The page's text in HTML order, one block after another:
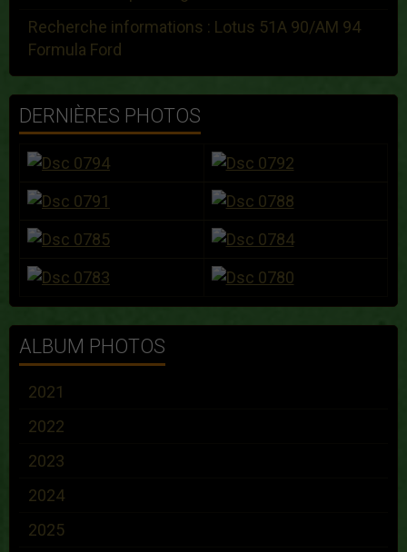
Recherche informations : Lotus 51A 90/AM 94
Formula Ford
DERNIÈRES PHOTOS
ALBUM PHOTOS
2021
2022
2023
2024
2025